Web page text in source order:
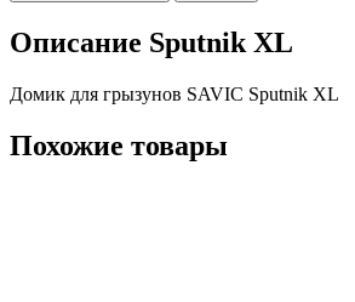
Описание Sputnik XL
Домик для грызунов SAVIC Sputnik XL
Похожие товары